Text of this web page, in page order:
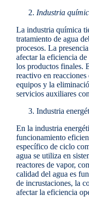
Industria
La industria química
tratamiento de agua
procesos. La
afectar la eficiencia
los productos finales.
reactivo en
equipos y la
servicios auxiliares
Industria
En la industria
funcionamiento
específico de ciclo
agua se utiliza en
reactores de vapor,
calidad del agua es
de incrustaciones, la
afectar la eficiencia